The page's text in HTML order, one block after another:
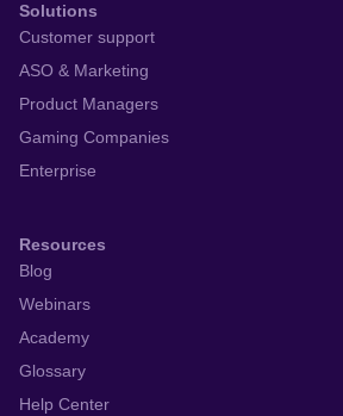
Solutions
Customer support
ASO & Marketing
Product Managers
Gaming Companies
Enterprise
Resources
Blog
Webinars
Academy
Glossary
Help Center